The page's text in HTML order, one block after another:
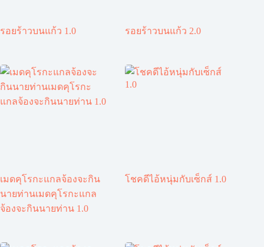
รอยร้าวบนแก้ว 1.0 รอยร้าวบนแก้ว 2.0
เมดคุโรกะแกลจ้องจะกิน
นายท่านเมดคุโรกะแกล
จ้องจะกินนายท่าน 1.0
โชคดีไอ้หนุ่มกับเซ็กส์ 1.0